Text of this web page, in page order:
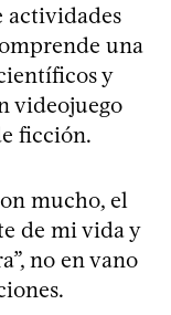
actividades
una
y
videojuego
ficción.
mucho, el
de mi vida y
no en vano